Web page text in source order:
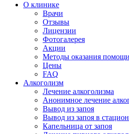
О клинике
Врачи
Отзывы
Лицензии
Фотогалерея
Акции
Методы оказания помощи
Цены
FAQ
Алкоголизм
Лечение алкоголизма
Анонимное лечение
Вывод из запоя
Вывод из запоя в
Капельница от запоя